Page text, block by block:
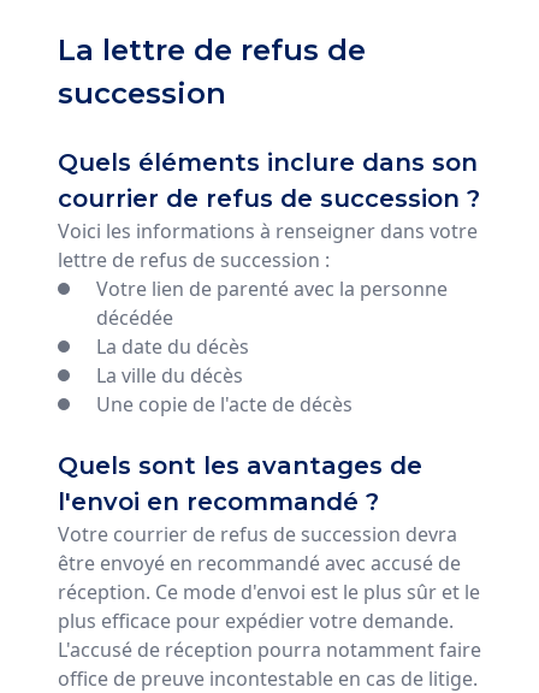
La lettre de refus de
succession
Quels éléments inclure dans son
courrier de refus de succession ?
Voici les informations à renseigner dans votre
lettre de refus de succession :
Votre lien de parenté avec la personne
décédée
La date du décès
La ville du décès
Une copie de l'acte de décès
Quels sont les avantages de
l'envoi en recommandé ?
Votre courrier de refus de succession devra
être envoyé en recommandé avec accusé de
réception. Ce mode d'envoi est le plus sûr et le
plus efficace pour expédier votre demande.
L'accusé de réception pourra notamment faire
office de preuve incontestable en cas de litige.